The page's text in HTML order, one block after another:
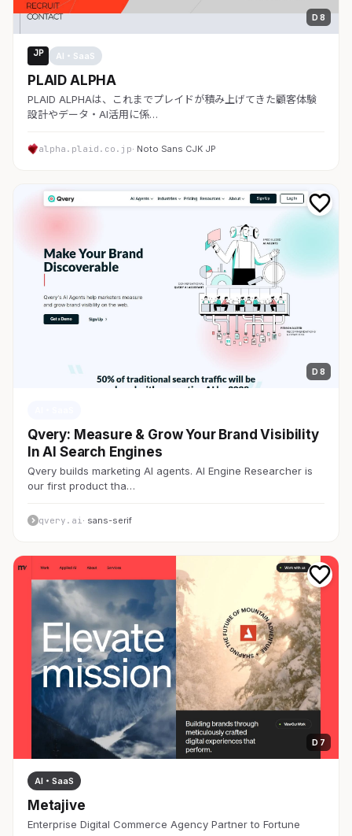
D 8
JP AI・SaaS
PLAID ALPHA
PLAID ALPHAは、これまでプレイドが積み上げてきた顧客体験
設計やデータ・AI活用に係…
alpha.plaid.co.jp· Noto Sans CJK JP
D 8
Qvery: Measure & Grow Your Brand Visibility
In AI Search Engines
Qvery builds marketing AI agents. AI Engine Researcher is
our first product tha…
qvery.ai · sans-serif
D 7
AI・SaaS
Metajive
Enterprise Digital Commerce Agency Partner to Fortune